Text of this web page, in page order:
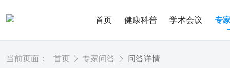
首页 健康科普 学术会议 专
当前页面： 首页 专家问答 问答详情